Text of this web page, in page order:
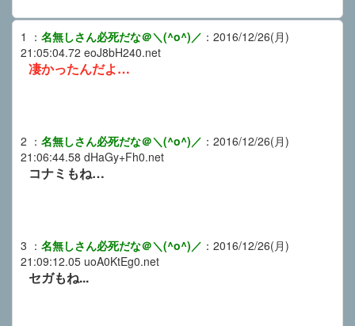
1 ： 名無しさん必死だな＠＼(^o^)／ ： 2016/12/26(月)
21:05:04.72 eoJ8bH240.net
凄かったんだよ…
2 ： 名無しさん必死だな＠＼(^o^)／ ： 2016/12/26(月)
21:06:44.58 dHaGy+Fh0.net
コナミもね…
3 ： 名無しさん必死だな＠＼(^o^)／ ： 2016/12/26(月)
21:09:12.05 uoA0KtEg0.net
セガもね...